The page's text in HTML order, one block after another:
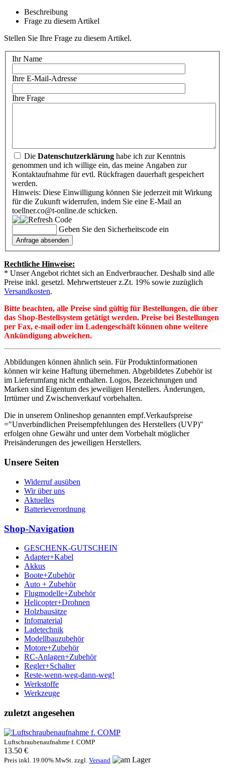
Beschreibung
Frage zu diesem Artikel
Stellen Sie Ihre Frage zu diesem Artikel.
Ihr Name
Ihre E-Mail-Adresse
Ihre Frage
Die Datenschutzerklärung habe ich zur Kenntnis
genommen und ich willige ein, das meine Angaben zur
Kontaktaufnahme für evtl. Rückfragen dauerhaft gespeichert
werden.
Hinweis: Diese Einwilligung können Sie jederzeit mit Wirkung
für die Zukunft widerrufen, indem Sie eine E-Mail an
toellner.co@t-online.de schicken.
Geben Sie den Sicherheitscode ein
Rechtliche Hinweise:
* Unser Angebot richtet sich an Endverbraucher. Deshalb sind alle
Preise inkl. gesetzl. Mehrwertsteuer z.Zt. 19% sowie zuzüglich
Versandkosten.
Bitte beachten, alle Preise sind gültig für Bestellungen, die über
das Shop-Bestellsystem getätigt werden. Preise bei Bestellungen
per Fax, e-mail oder im Ladengeschäft können ohne weitere
Ankündigung abweichen.
Abbildungen können ähnlich sein. Für Produktinformationen
können wir keine Haftung übernehmen. Abgebildetes Zubehör ist
im Lieferumfang nicht enthalten. Logos, Bezeichnungen und
Marken sind Eigentum des jeweiligen Herstellers. Änderungen,
Irrtümer und Zwischenverkauf vorbehalten.
Die in unserem Onlineshop genannten empf.Verkaufspreise
="Unverbindlichen Preisempfehlungen des Herstellers (UVP)"
erfolgen ohne Gewähr und unter dem Vorbehalt möglicher
Preisänderungen des jeweiligen Herstellers.
Unsere Seiten
Widerruf ausüben
Wir über uns
Aktuelles
Batterieverordnung
Shop-Navigation
GESCHENK-GUTSCHEIN
Adapter+Kabel
Akkus
Boote+Zubehör
Auto + Zubehör
Flugmodelle+Zubehör
Helicopter+Drohnen
Holzbausätze
Infomaterial
Ladetechnik
Modellbauzubehör
Motore+Zubehör
RC-Anlagen+Zubehör
Regler+Schalter
Reste-wenn-weg-dann-weg!
Werkstoffe
Werkzeuge
zuletzt angesehen
Luftschraubenaufnahme f. COMP
13.50 €
Preis inkl. 19.00% MwSt. zzgl. Versand